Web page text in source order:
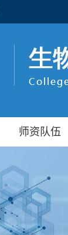
师资队伍